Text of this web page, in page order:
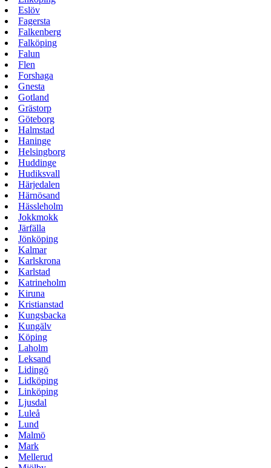
Eslöv
Fagersta
Falkenberg
Falköping
Falun
Flen
Forshaga
Gnesta
Gotland
Grästorp
Göteborg
Halmstad
Haninge
Helsingborg
Huddinge
Hudiksvall
Härjedalen
Härnösand
Hässleholm
Jokkmokk
Järfälla
Jönköping
Kalmar
Karlskrona
Karlstad
Katrineholm
Kiruna
Kristianstad
Kungsbacka
Kungälv
Köping
Laholm
Leksand
Lidingö
Lidköping
Linköping
Ljusdal
Luleå
Lund
Malmö
Mark
Mellerud